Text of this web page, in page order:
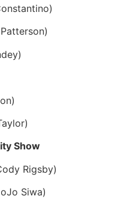
Show
Rigsby)
Siwa)